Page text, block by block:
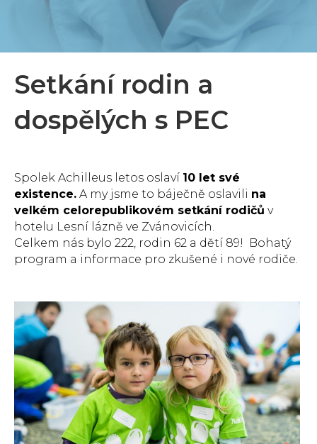
Setkání rodin a
dospělých s PEC
Spolek Achilleus letos oslaví 10 let své
existence. A my jsme to báječně oslavili na
velkém celorepublikovém setkání rodičů v
hotelu Lesní lázně ve Zvánovicích.
Celkem nás bylo 222, rodin 62 a dětí 89! Bohatý
program a informace pro zkušené i nové rodiče.